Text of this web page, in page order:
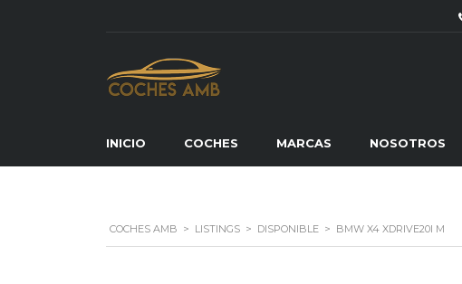
INICIO COCHES MARCAS NOSOTROS
COCHES AMB > LISTINGS > DISPONIBLE > BMW X4 XDRIVE20I M